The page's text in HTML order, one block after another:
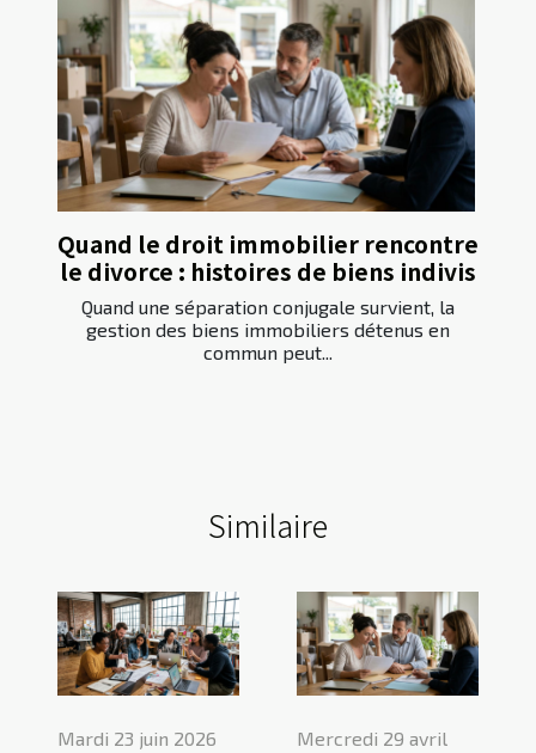
Quand le droit immobilier rencontre
le divorce : histoires de biens indivis
Quand une séparation conjugale survient, la
gestion des biens immobiliers détenus en
commun peut...
Similaire
Mardi 23 juin 2026 Mercredi 29 avril